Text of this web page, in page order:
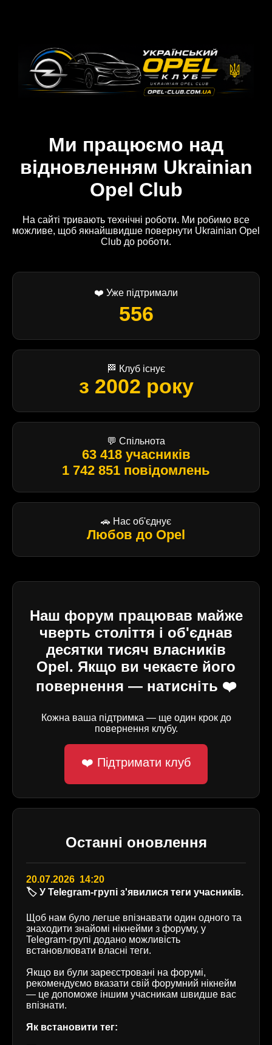
Ми працюємо над
відновленням Ukrainian
Opel Club
На сайті тривають технічні роботи. Ми робимо все
можливе, щоб якнайшвидше повернути Ukrainian Opel
Club до роботи.
❤️ Уже підтримали
556
🏁 Клуб існує
з 2002 року
💬 Спільнота
63 418 учасників
1 742 851 повідомлень
🚗 Нас об'єднує
Любов до Opel
Наш форум працював майже
чверть століття і об'єднав
десятки тисяч власників
Opel. Якщо ви чекаєте його
повернення — натисніть ❤️
Кожна ваша підтримка — ще один крок до
повернення клубу.
❤️ Підтримати клуб
Останні оновлення
20.07.2026 14:20
🏷️ У Telegram-групі з'явилися теги учасників.
Щоб нам було легше впізнавати один одного та
знаходити знайомі нікнейми з форуму, у
Telegram-групі додано можливість
встановлювати власні теги.
Якщо ви були зареєстровані на форумі,
рекомендуємо вказати свій форумний нікнейм
— це допоможе іншим учасникам швидше вас
впізнати.
Як встановити тег: